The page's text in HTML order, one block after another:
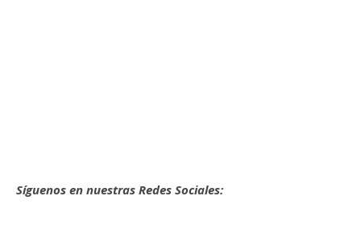
Síguenos en nuestras Redes Sociales: